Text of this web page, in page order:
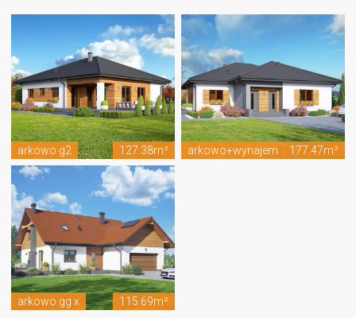
arkowo g2 127.38m² arkowo+wynajem 177.47m²
arkowo gg x 115.69m²